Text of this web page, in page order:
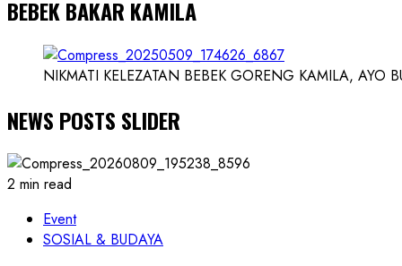
BEBEK BAKAR KAMILA
NIKMATI KELEZATAN BEBEK GORENG KAMILA, AYO
NEWS POSTS SLIDER
2 min read
Event
SOSIAL & BUDAYA